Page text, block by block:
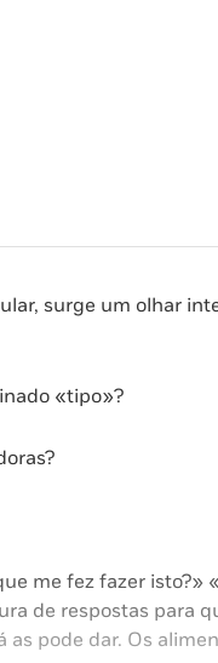
surge um olhar
«tipo»?
me fez fazer isto?»
de respostas para
pode dar. Os